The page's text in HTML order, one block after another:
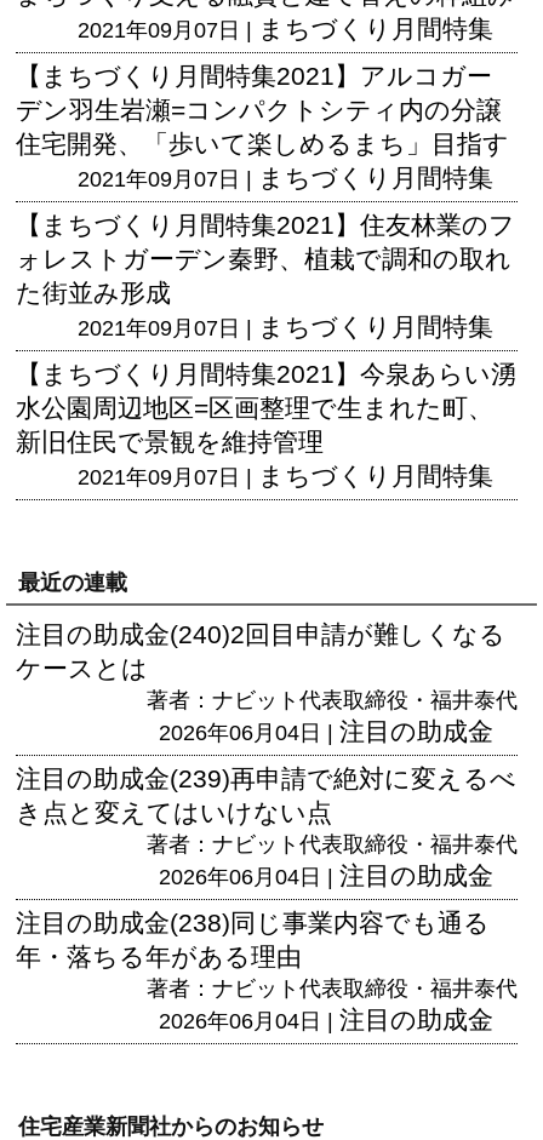
2021年09月07日 | まちづくり月間特集
【まちづくり月間特集2021】アルコガー
デン羽生岩瀬=コンパクトシティ内の分譲
住宅開発、「歩いて楽しめるまち」目指す
2021年09月07日 | まちづくり月間特集
【まちづくり月間特集2021】住友林業のフ
ォレストガーデン秦野、植栽で調和の取れ
た街並み形成
2021年09月07日 | まちづくり月間特集
【まちづくり月間特集2021】今泉あらい湧
水公園周辺地区=区画整理で生まれた町、
新旧住民で景観を維持管理
2021年09月07日 | まちづくり月間特集
最近の連載
注目の助成金(240)2回目申請が難しくなる
ケースとは
著者：ナビット代表取締役・福井泰代
2026年06月04日 | 注目の助成金
注目の助成金(239)再申請で絶対に変えるべ
き点と変えてはいけない点
著者：ナビット代表取締役・福井泰代
2026年06月04日 | 注目の助成金
注目の助成金(238)同じ事業内容でも通る
年・落ちる年がある理由
著者：ナビット代表取締役・福井泰代
2026年06月04日 | 注目の助成金
住宅産業新聞社からのお知らせ